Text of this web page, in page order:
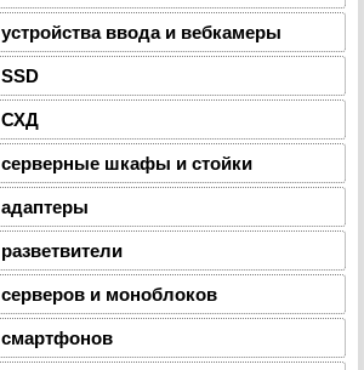
устройства ввода и вебкамеры
SSD
СХД
серверные шкафы и стойки
адаптеры
разветвители
серверов и моноблоков
смартфонов